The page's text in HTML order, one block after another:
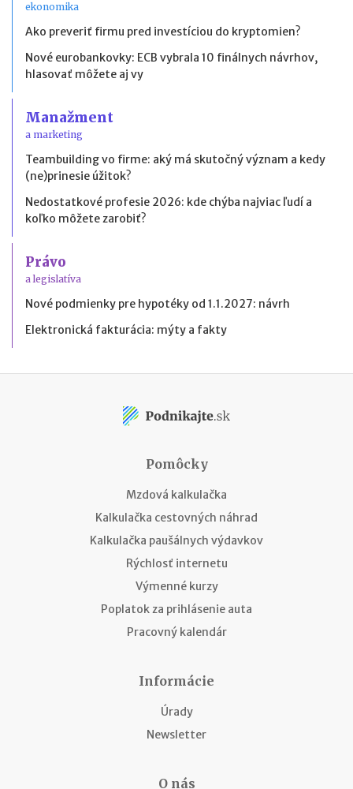
ekonomika
Ako preveriť firmu pred investíciou do kryptomien?
Nové eurobankovky: ECB vybrala 10 finálnych návrhov,
hlasovať môžete aj vy
Manažment
a marketing
Teambuilding vo firme: aký má skutočný význam a kedy
(ne)prinesie úžitok?
Nedostatkové profesie 2026: kde chýba najviac ľudí a
koľko môžete zarobiť?
Právo
a legislatíva
Nové podmienky pre hypotéky od 1.1.2027: návrh
Elektronická fakturácia: mýty a fakty
Pomôcky
Mzdová kalkulačka
Kalkulačka cestovných náhrad
Kalkulačka paušálnych výdavkov
Rýchlosť internetu
Výmenné kurzy
Poplatok za prihlásenie auta
Pracovný kalendár
Informácie
Úrady
Newsletter
O nás